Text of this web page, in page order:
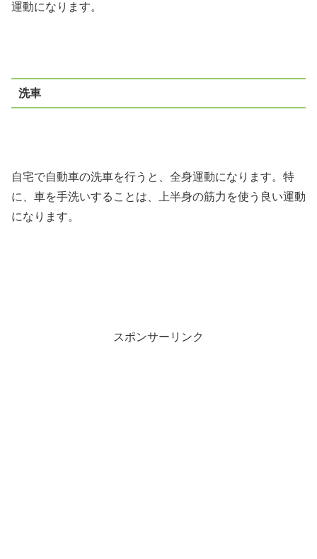
運動になります。
洗車
自宅で自動車の洗車を行うと、全身運動になります。特
に、車を手洗いすることは、上半身の筋力を使う良い運動
になります。
スポンサーリンク